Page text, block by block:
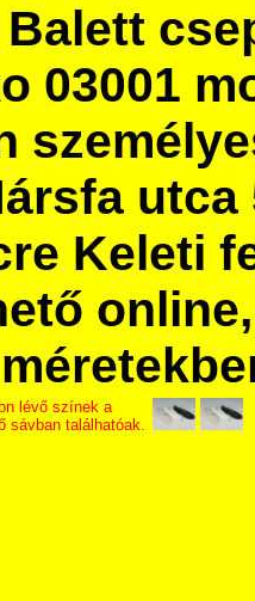
Balett
03001
utca
Keleti
lévő színek a
sávban találhatóak.